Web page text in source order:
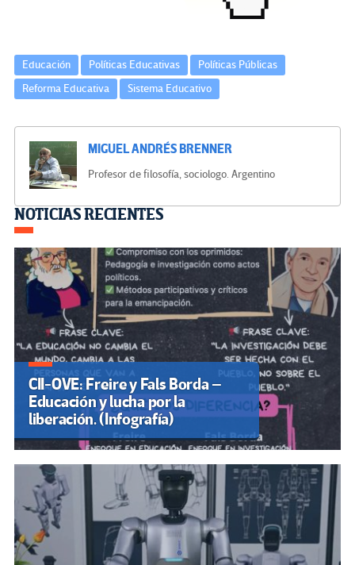
Educación Políticas Educativas
Políticas Públicas
Reforma Educativa
Sistema Educativo
MIGUEL ANDRÉS BRENNER
Profesor de filosofía, sociologo. Argentino
Navegación
de
entradas
NOTICIAS RECIENTES
CII-OVE: Freire y Fals Borda –
Educación y lucha por la
liberación. (Infografía)